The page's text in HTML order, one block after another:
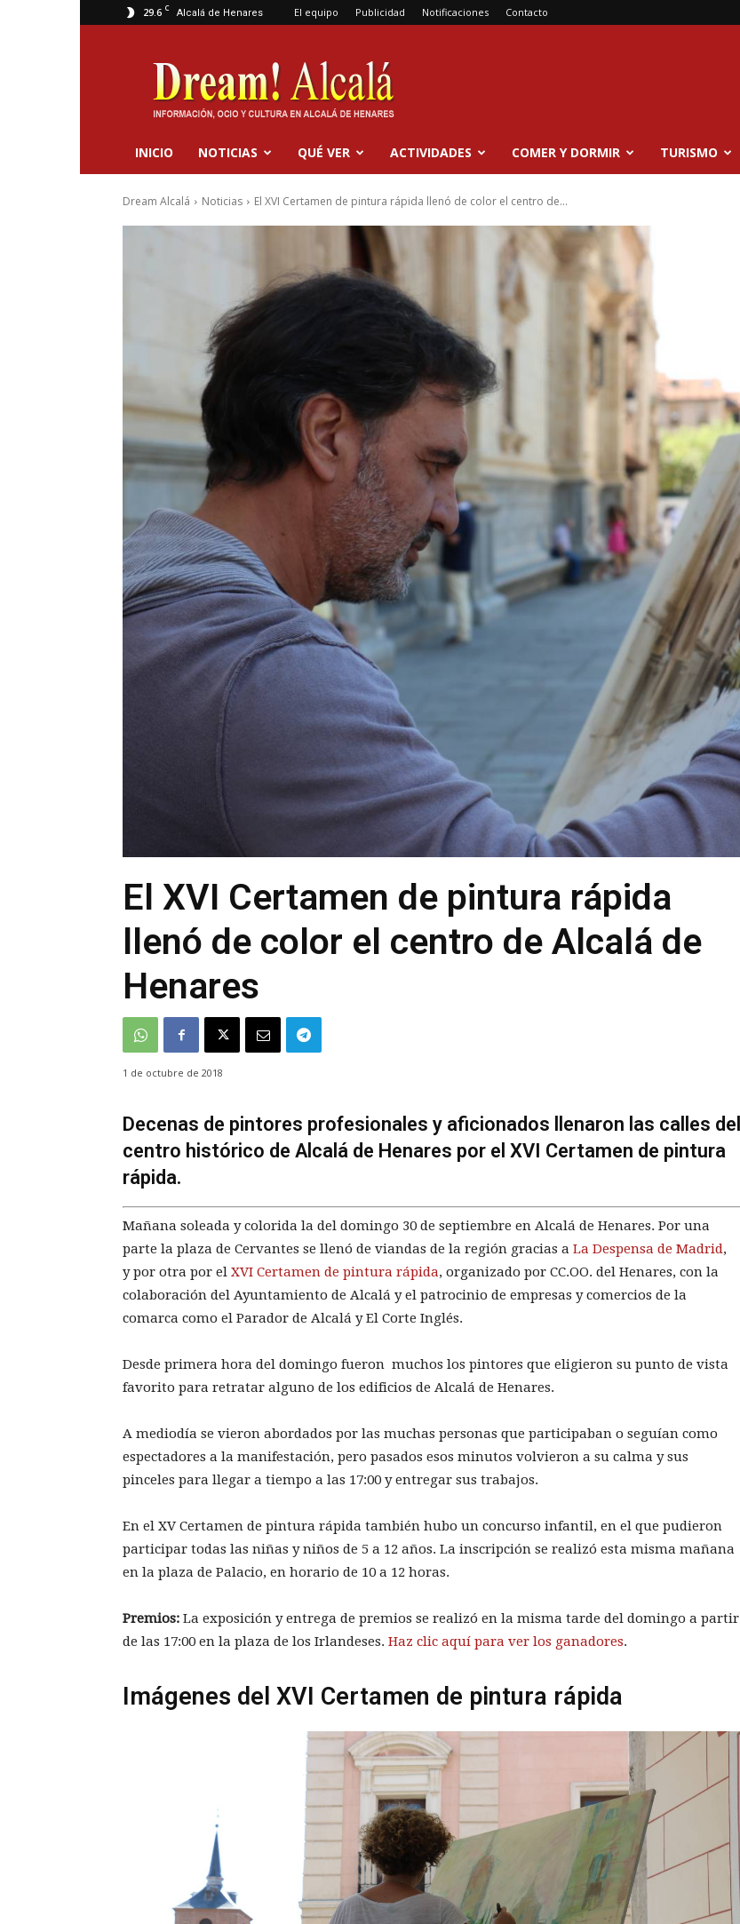
29.6 C Alcalá de Henares El equipo Publicidad Notificaciones Contacto
Dream
Alcalá
INICIO NOTICIAS QUÉ VER ACTIVIDADES COMER Y DORMIR TURISMO
Dream Alcalá Noticias El XVI Certamen de pintura rápida llenó de color el centro de...
El XVI Certamen de pintura rápida
llenó de color el centro de Alcalá de
Henares
1 de octubre de 2018
Decenas de pintores profesionales y aficionados llenaron las calles del
centro histórico de Alcalá de Henares por el XVI Certamen de pintura
rápida.
Mañana soleada y colorida la del domingo 30 de septiembre en Alcalá de Henares. Por una
parte la plaza de Cervantes se llenó de viandas de la región gracias a La Despensa de Madrid,
y por otra por el XVI Certamen de pintura rápida, organizado por CC.OO. del Henares, con la
colaboración del Ayuntamiento de Alcalá y el patrocinio de empresas y comercios de la
comarca como el Parador de Alcalá y El Corte Inglés.
Desde primera hora del domingo fueron muchos los pintores que eligieron su punto de vista
favorito para retratar alguno de los edificios de Alcalá de Henares.
A mediodía se vieron abordados por las muchas personas que participaban o seguían como
espectadores a la manifestación, pero pasados esos minutos volvieron a su calma y sus
pinceles para llegar a tiempo a las 17:00 y entregar sus trabajos.
En el XV Certamen de pintura rápida también hubo un concurso infantil, en el que pudieron
participar todas las niñas y niños de 5 a 12 años. La inscripción se realizó esta misma mañana
en la plaza de Palacio, en horario de 10 a 12 horas.
Premios: La exposición y entrega de premios se realizó en la misma tarde del domingo a partir
de las 17:00 en la plaza de los Irlandeses. Haz clic aquí para ver los ganadores.
Imágenes del XVI Certamen de pintura rápida